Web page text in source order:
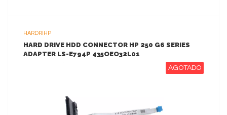
HARDRIHP
HARD DRIVE HDD CONNECTOR HP 250 G6 SERIES
ADAPTER LS-E794P 435OEO32L01
AGOTADO